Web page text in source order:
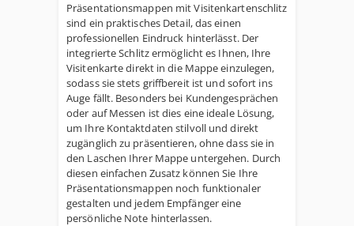
Präsentationsmappen mit Visitenkartenschlitz
sind ein praktisches Detail, das einen
professionellen Eindruck hinterlässt. Der
integrierte Schlitz ermöglicht es Ihnen, Ihre
Visitenkarte direkt in die Mappe einzulegen,
sodass sie stets griffbereit ist und sofort ins
Auge fällt. Besonders bei Kundengesprächen
oder auf Messen ist dies eine ideale Lösung,
um Ihre Kontaktdaten stilvoll und direkt
zugänglich zu präsentieren, ohne dass sie in
den Laschen Ihrer Mappe untergehen. Durch
diesen einfachen Zusatz können Sie Ihre
Präsentationsmappen noch funktionaler
gestalten und jedem Empfänger eine
persönliche Note hinterlassen.